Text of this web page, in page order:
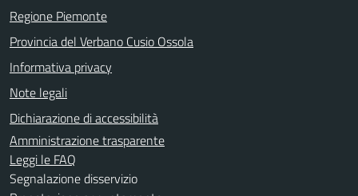
Regione Piemonte
Provincia del Verbano Cusio Ossola
Informativa privacy
Note legali
Dichiarazione di accessibilità
Amministrazione trasparente
Leggi le FAQ
Segnalazione disservizio